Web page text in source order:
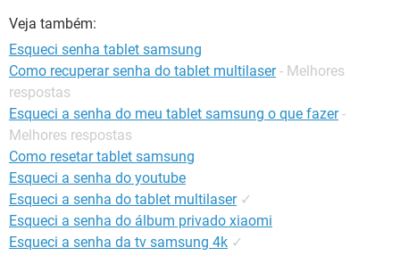
Veja também:
Esqueci senha tablet samsung
Como recuperar senha do tablet multilaser - Melhores
respostas
Esqueci a senha do meu tablet samsung o que fazer -
Melhores respostas
Como resetar tablet samsung
Esqueci a senha do youtube
Esqueci a senha do tablet multilaser ✓
Esqueci a senha do álbum privado xiaomi
Esqueci a senha da tv samsung 4k ✓